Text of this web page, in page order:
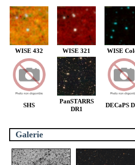
WISE 432 WISE 321 WISE
SHS
PanSTARRS
DR1
DECaPS
Galerie